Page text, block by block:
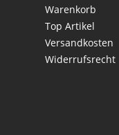
Warenkorb
Top Artikel
Versandkosten
Widerrufsrecht